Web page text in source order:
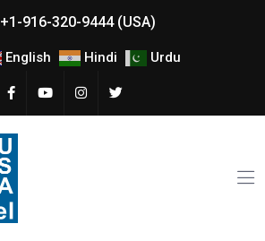
+1-916-320-9444 (USA)
English Hindi Urdu